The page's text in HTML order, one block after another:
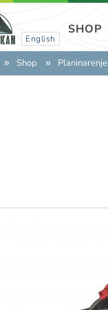
English
SHOP
Shop Planinarenje